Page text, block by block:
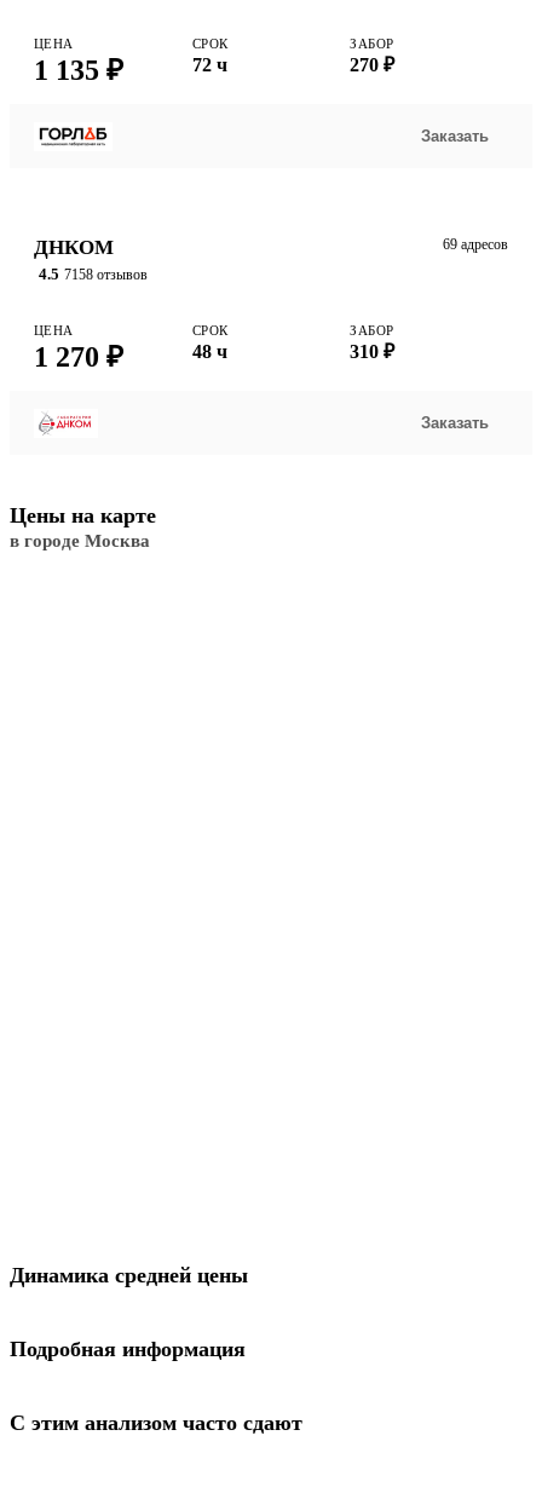
ЦЕНА
1 135 ₽
СРОК
72 ч
ЗАБОР
270 ₽
Заказать
ДНКОМ
4.5 7158 отзывов
69 адресов
ЦЕНА
1 270 ₽
СРОК
48 ч
ЗАБОР
310 ₽
Заказать
Цены на карте
в городе Москва
Динамика средней цены
Подробная информация
С этим анализом часто сдают